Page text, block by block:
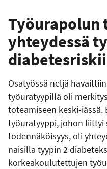
Työurapolun
yhteydessä
Osatyössä neljä
työuratyypillä oli
toteamiseen keski-iässä.
työuratyyppi, johon
todennäköisyys, oli
naisilla tyypin 2
korkeakoulutettujen